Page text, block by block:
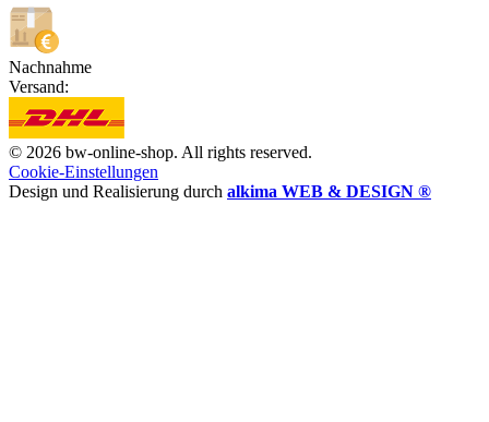
Nachnahme
Versand:
© 2026 bw-online-shop. All rights reserved.
Cookie-Einstellungen
Design und Realisierung durch alkima WEB & DESIGN ®